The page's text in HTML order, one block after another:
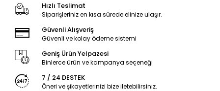
Hızlı Teslimat
Siparişleriniz en kısa sürede elinize ulaşır.
Güvenli Alışveriş
Güvenli ve kolay ödeme sistemi
Geniş Ürün Yelpazesi
Binlerce ürün ve kampanya seçeneği
7 / 24 DESTEK
Öneri ve şikayetlerinizi bize iletebilirsiniz.